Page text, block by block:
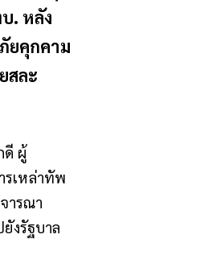
. หลัง
ยคุกคาม
สละ
ดี ผู้
รเหล่าทัพ
ารณา
งรัฐบาล